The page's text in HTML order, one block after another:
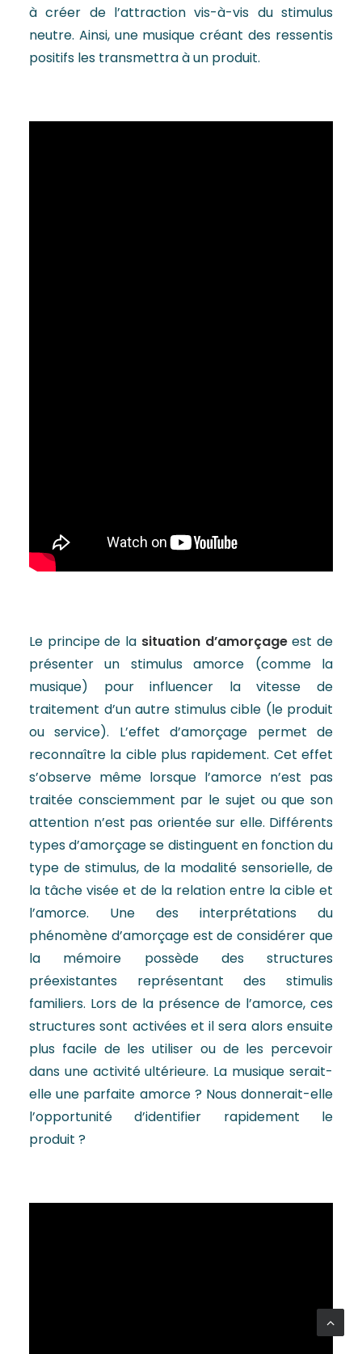
à créer de l’attraction vis-à-vis du stimulus
neutre. Ainsi, une musique créant des ressentis
positifs les transmettra à un produit.
Le principe de la situation d’amorçageest de
présenter un stimulus amorce (comme la
musique) pour influencer la vitesse de
traitement d’un autre stimulus cible (le produit
ou service). L’effet d’amorçage permet de
reconnaître la cible plus rapidement. Cet effet
s’observe même lorsque l’amorce n’est pas
traitée consciemment par le sujet ou que son
attention n’est pas orientée sur elle. Différents
types d’amorçage se distinguent en fonction du
type de stimulus, de la modalité sensorielle, de
la tâche visée et de la relation entre la cible et
l’amorce. Une des interprétations du
phénomène d’amorçage est de considérer que
la mémoire possède des structures
préexistantes représentant des stimulis
familiers. Lors de la présence de l’amorce, ces
structures sont activées et il sera alors ensuite
plus facile de les utiliser ou de les percevoir
dans une activité ultérieure. La musique serait-
elle une parfaite amorce ? Nous donnerait-elle
l’opportunité d’identifier rapidement le
produit ?